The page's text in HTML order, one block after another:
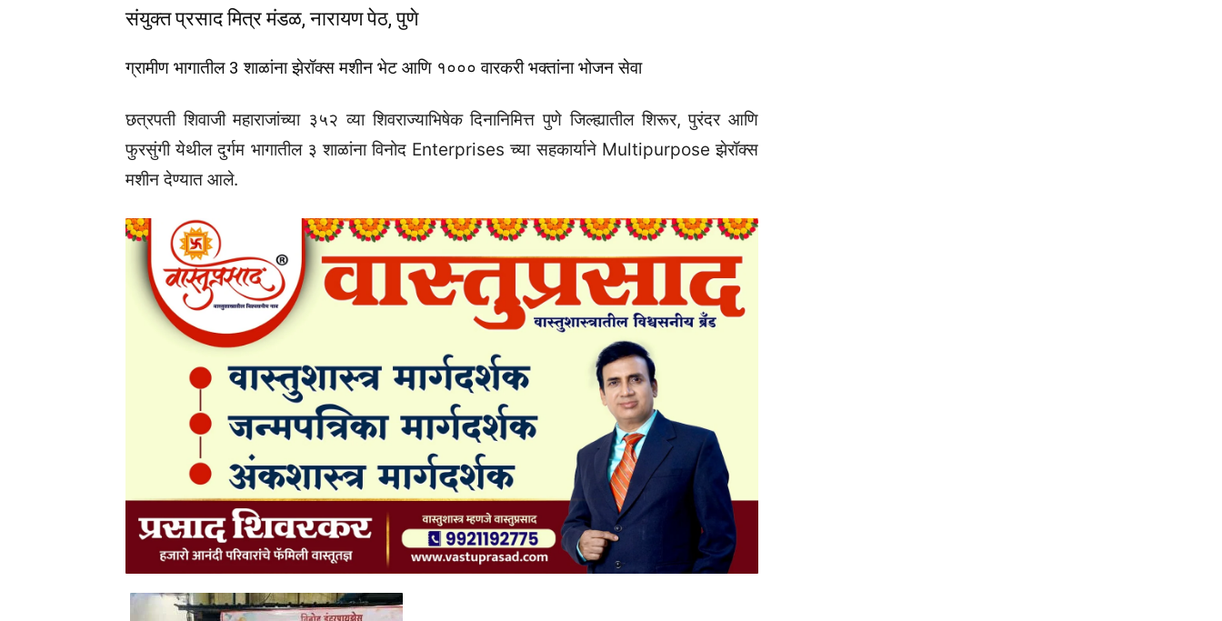
संयुक्त प्रसाद मित्र मंडळ, नारायण पेठ, पुणे
ग्रामीण भागातील 3 शाळांना झेरॉक्स मशीन भेट आणि १००० वारकरी भक्तांना भोजन सेवा
छत्रपती शिवाजी महाराजांच्या ३५२ व्या शिवराज्याभिषेक दिनानिमित्त पुणे जिल्ह्यातील शिरूर, पुरंदर आणि
फुरसुंगी येथील दुर्गम भागातील ३ शाळांना विनोद Enterprises च्या सहकार्याने Multipurpose झेरॉक्स
मशीन देण्यात आले.